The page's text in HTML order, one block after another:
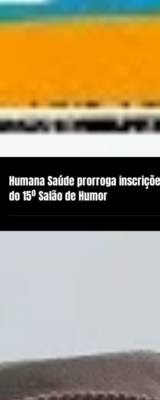
Humana Saúde prorroga inscrições
do 15º Salão de Humor